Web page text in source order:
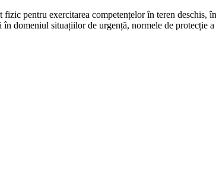
pentru exercitarea competențelor în teren deschis,
domeniul situațiilor de urgență, normele de